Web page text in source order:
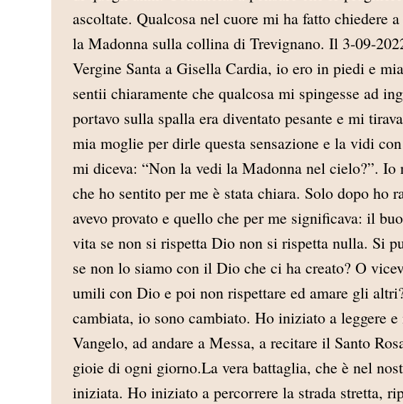
ascoltate. Qualcosa nel cuore mi ha fatto chiedere
la Madonna sulla collina di Trevignano. Il 3-09-
Vergine Santa a Gisella Cardia, io ero in piedi e
sentii chiaramente che qualcosa mi spingesse ad
portavo sulla spalla era diventato pesante e mi
mia moglie per dirle questa sensazione e la vidi
mi diceva: “Non la vedi la Madonna nel cielo?”.
che ho sentito per me è stata chiara. Solo dopo ho
avevo provato e quello che per me significava: il
vita se non si rispetta Dio non si rispetta nulla. Si
se non lo siamo con il Dio che ci ha creato? O
umili con Dio e poi non rispettare ed amare gli
cambiata, io sono cambiato. Ho iniziato a leggere
Vangelo, ad andare a Messa, a recitare il Santo
gioie di ogni giorno.La vera battaglia, che è nel
iniziata. Ho iniziato a percorrere la strada stretta,